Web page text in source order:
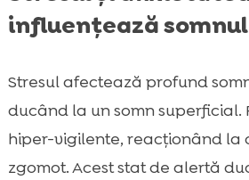
influențează
Stresul afectează profund
ducând la un somn superficial.
hiper-vigilente, reacționând la
zgomot. Acest stat de alertă